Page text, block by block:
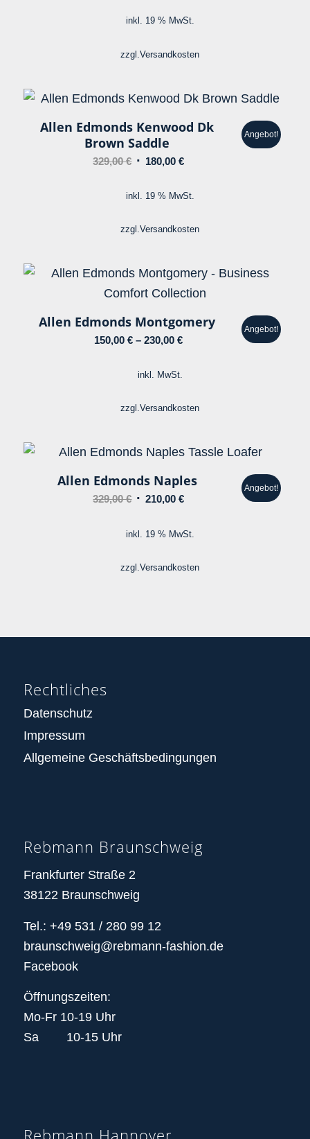
war:
ist:
inkl. 19 % MwSt.
zzgl.Versandkosten
Allen Edmonds Kenwood Dk
Brown Saddle
329,00€ Ursprünglicher
war:
180,00€Aktueller
ist:
Angebot!
inkl. 19 % MwSt.
zzgl.Versandkosten
Allen Edmonds Montgomery
150,00€ –230,00€
Angebot!
inkl. MwSt.
zzgl.Versandkosten
Allen Edmonds Naples
329,00€ Ursprünglicher
war:
210,00€Aktueller
ist:
Angebot!
inkl. 19 % MwSt.
zzgl.Versandkosten
Rechtliches
Datenschutz
Impressum
Allgemeine Geschäftsbedingungen
Rebmann Braunschweig
Frankfurter Straße 2
38122 Braunschweig
Tel.: +49 531 / 280 99 12
braunschweig@rebmann-fashion.de
Facebook
Öffnungszeiten:
Mo-Fr 10-19 Uhr
Sa 10-15 Uhr
Rebmann Hannover